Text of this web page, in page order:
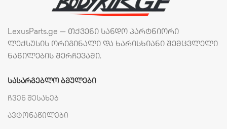
LexusParts.ge — თქვენი სანდო პარტნიორი
ლექსუსის ორიგინალი და ხარისხიანი შემცვლელი
ნაწილების შერჩევაში.
ᲡᲐᲡᲐᲠᲒᲔᲑᲚᲝ ᲑᲛᲣᲚᲔᲑᲘ
ჩვენ შესახებ
ავტონაწილები